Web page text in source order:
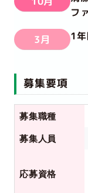
フ
3月 1
募集要項
募集職種
募集人員
応募資格